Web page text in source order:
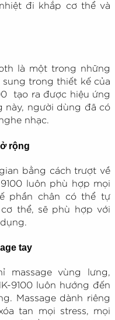
đi khắp cơ thể và
là một trong những
trong thiết kế của
tạo ra được hiệu ứng
này, người dùng đã có
nhạc.
rộng
bằng cách trượt về
luôn phù hợp mọi
phần chân có thể tự
thể, sẽ phù hợp với
tay
massage vùng lưng,
9100 luôn hướng đến
Massage dành riêng
tan mọi stress, mọi